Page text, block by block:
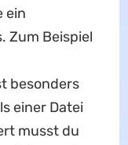
ein
Zum Beispiel
besonders
einer Datei
musst du